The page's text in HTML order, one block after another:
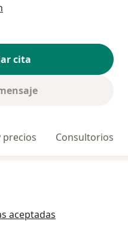
cita
precios Consultorios
aceptadas